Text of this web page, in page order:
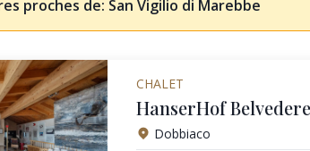
proches de: San Vigilio di Marebbe
CHALET
HanserHof
Dobbiaco